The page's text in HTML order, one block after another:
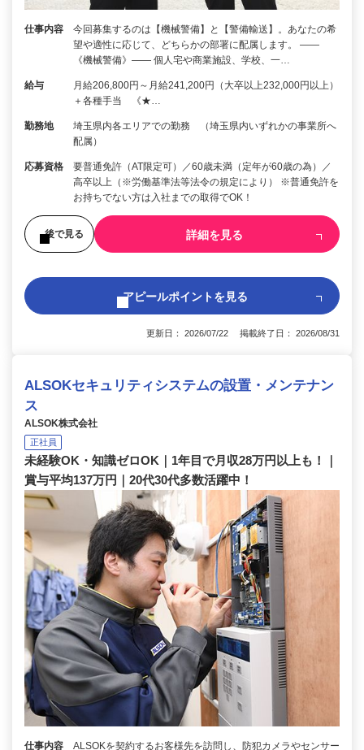
仕事内容
今回募集するのは【機械警備】と【警備輸送】。あなたの希
望や適性に応じて、どちらかの部署に配属します。 ――
《機械警備》―― 個人宅や商業施設、学校、一…
給与
月給206,800円～月給241,200円（大卒以上232,000円以上）
＋各種手当 《★…
勤務地
埼玉県内各エリアでの勤務 （埼玉県内いずれかの事業所へ
配属）
応募資格
要普通免許（AT限定可）／60歳未満（定年が60歳の為）／
高卒以上（※労働基準法等法令の規定により） ※普通免許を
お持ちでない方は入社までの取得でOK！
後で見る 詳細を見る
アピールポイントを見る
更新日： 2026/07/22 掲載終了日： 2026/08/31
ALSOKセキュリティシステムの設置・メンテナン
ス
ALSOK株式会社
正社員
未経験OK・知識ゼロOK｜1年目で月収28万円以上も！｜
賞与平均137万円｜20代30代多数活躍中！
仕事内容
ALSOKを契約するお客様先を訪問し、防犯カメラやセンサー